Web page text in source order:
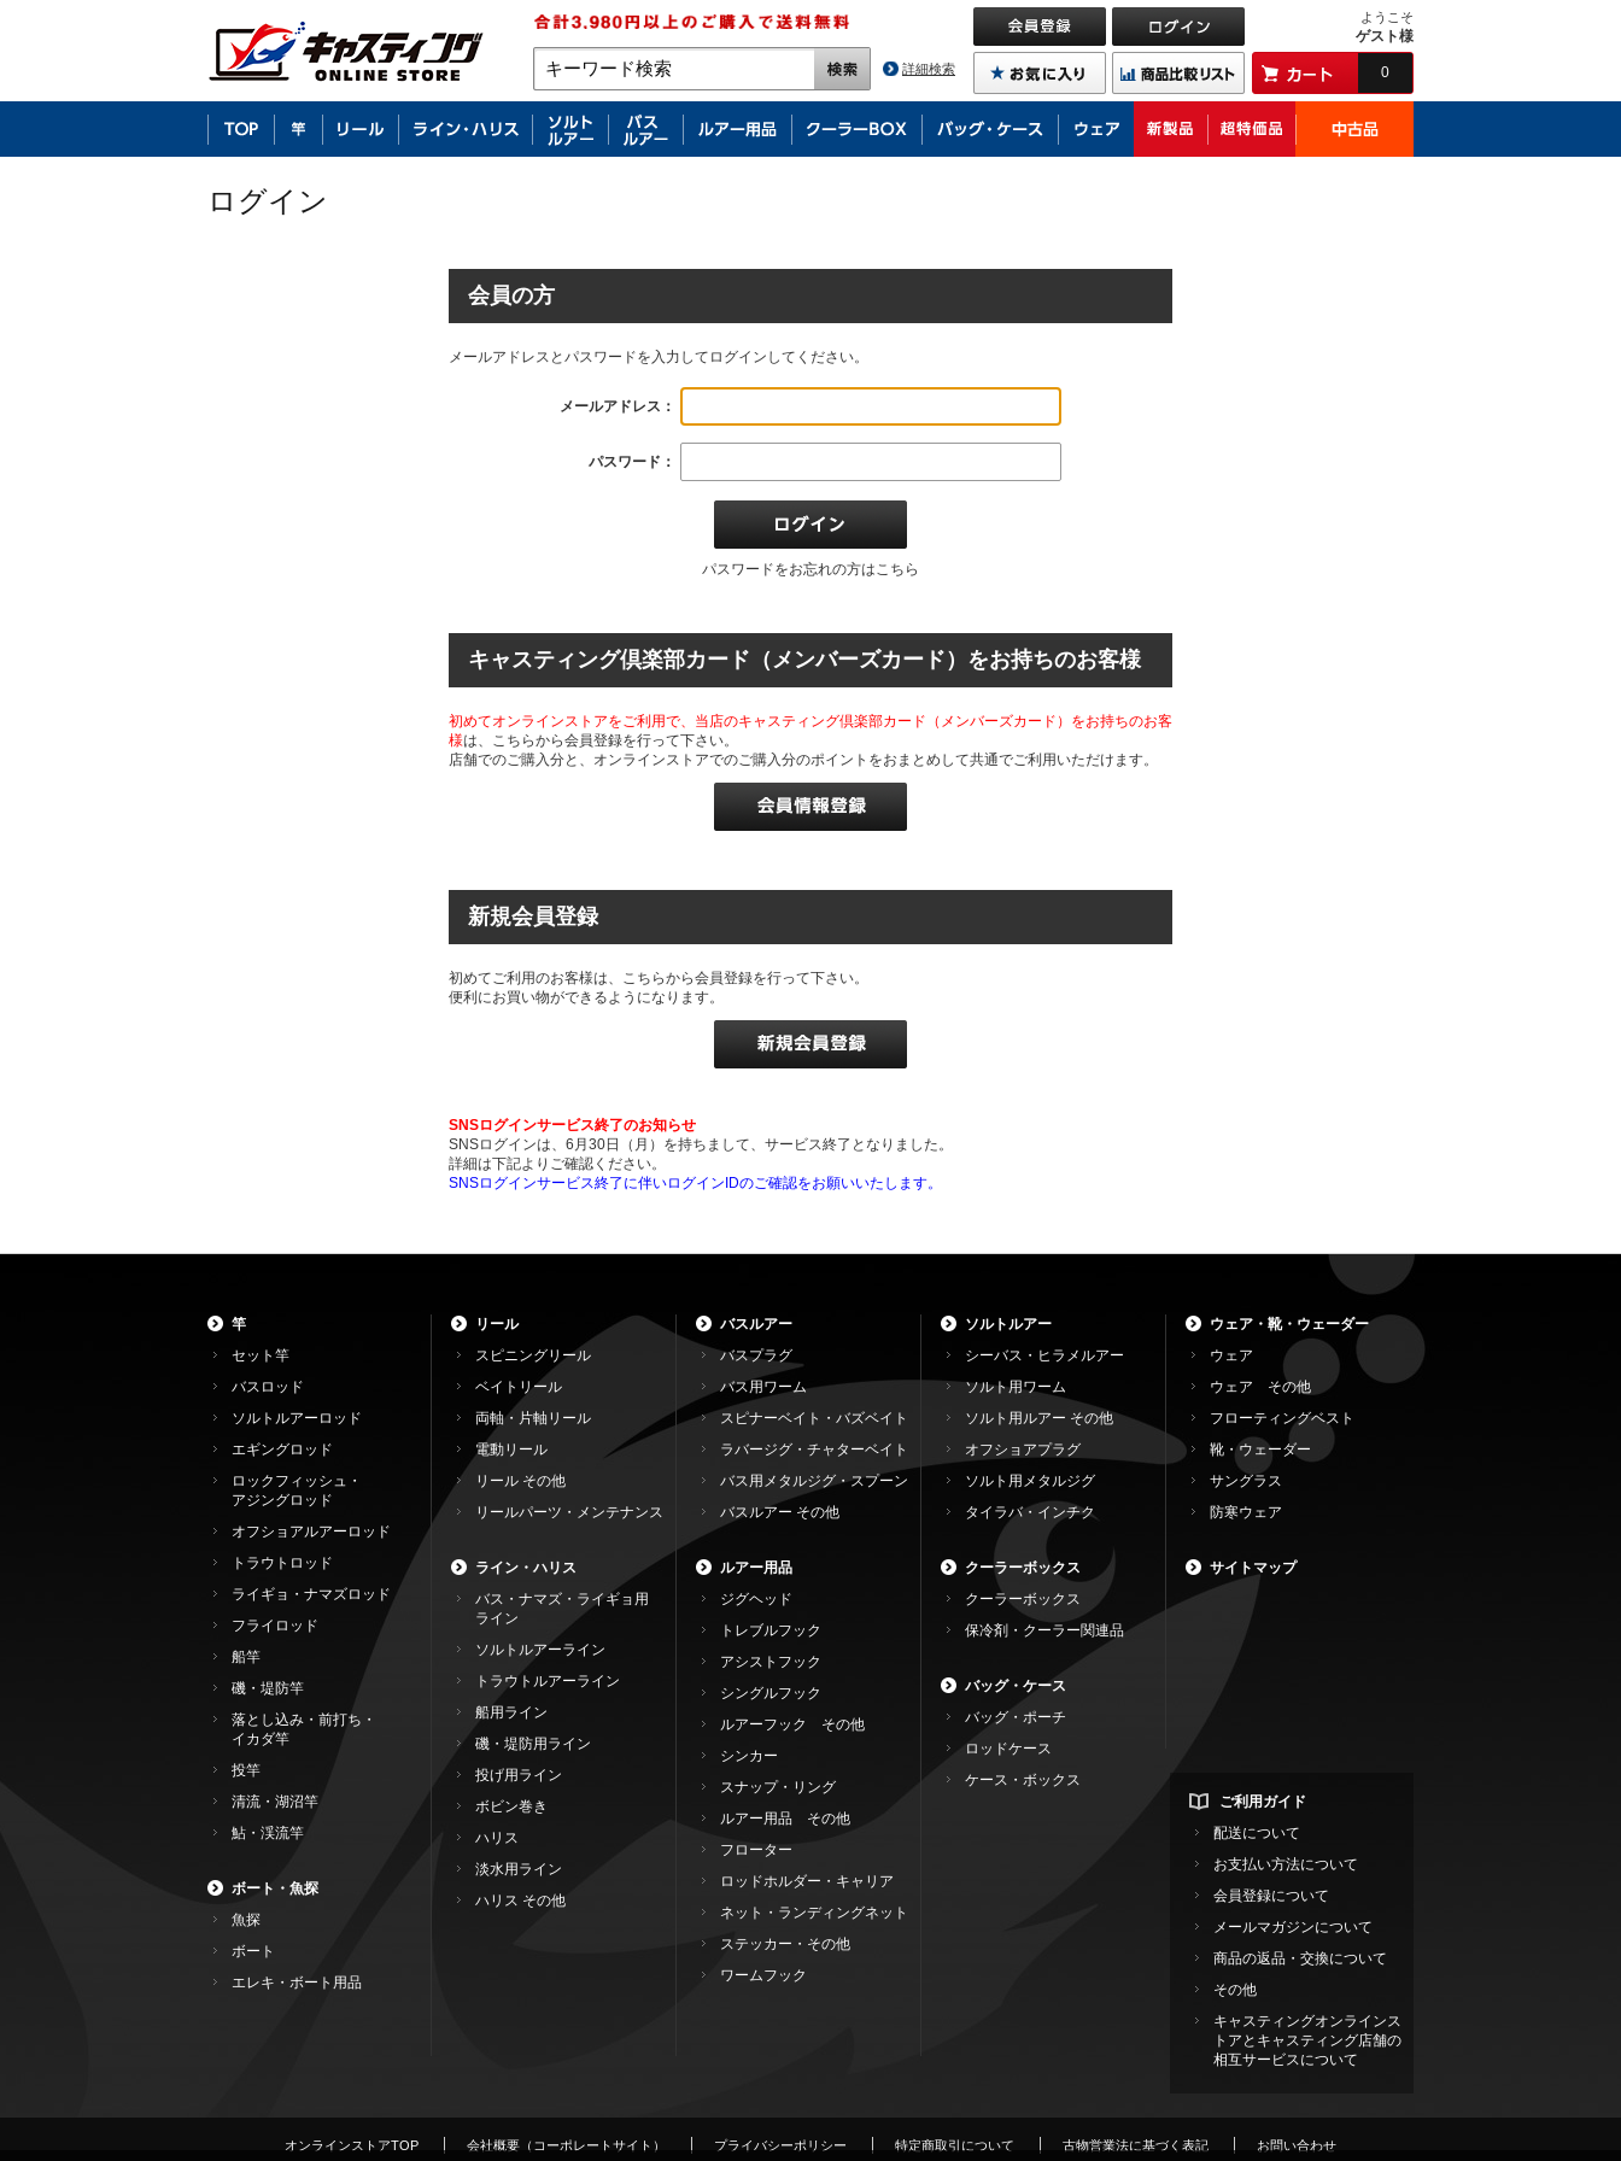
詳細検索
ようこそ
ゲスト様
0
ログイン
会員の方
メールアドレスとパスワードを入力してログインしてください。
メールアドレス：
パスワード：
パスワードをお忘れの方はこちら
キャスティング倶楽部カード（メンバーズカード）をお持ちのお客様
初めてオンラインストアをご利用で、当店のキャスティング倶楽部カード（メンバーズカード）をお持ちのお客
様は、こちらから会員登録を行って下さい。
店舗でのご購入分と、オンラインストアでのご購入分のポイントをおまとめして共通でご利用いただけます。
新規会員登録
初めてご利用のお客様は、こちらから会員登録を行って下さい。
便利にお買い物ができるようになります。
SNSログインサービス終了のお知らせ
SNSログインは、6月30日（月）を持ちまして、サービス終了となりました。
詳細は下記よりご確認ください。
SNSログインサービス終了に伴いログインIDのご確認をお願いいたします。
竿
セット竿
バスロッド
ソルトルアーロッド
エギングロッド
ロックフィッシュ・
アジングロッド
オフショアルアーロッド
トラウトロッド
ライギョ・ナマズロッド
フライロッド
船竿
磯・堤防竿
落とし込み・前打ち・
イカダ竿
投竿
清流・湖沼竿
鮎・渓流竿
ボート・魚探
魚探
ボート
エレキ・ボート用品
リール
スピニングリール
ベイトリール
両軸・片軸リール
電動リール
リール その他
リールパーツ・メンテナンス
ライン・ハリス
バス・ナマズ・ライギョ用
ライン
ソルトルアーライン
トラウトルアーライン
船用ライン
磯・堤防用ライン
投げ用ライン
ボビン巻き
ハリス
淡水用ライン
ハリス その他
バスルアー
バスプラグ
バス用ワーム
スピナーベイト・バズベイト
ラバージグ・チャターベイト
バス用メタルジグ・スプーン
バスルアー その他
ルアー用品
ジグヘッド
トレブルフック
アシストフック
シングルフック
ルアーフック その他
シンカー
スナップ・リング
ルアー用品 その他
フローター
ロッドホルダー・キャリア
ネット・ランディングネット
ステッカー・その他
ワームフック
ソルトルアー
シーバス・ヒラメルアー
ソルト用ワーム
ソルト用ルアー その他
オフショアプラグ
ソルト用メタルジグ
タイラバ・インチク
クーラーボックス
クーラーボックス
保冷剤・クーラー関連品
バッグ・ケース
バッグ・ポーチ
ロッドケース
ケース・ボックス
ウェア・靴・ウェーダー
ウェア
ウェア その他
フローティングベスト
靴・ウェーダー
サングラス
防寒ウェア
サイトマップ
ご利用ガイド
配送について
お支払い方法について
会員登録について
メールマガジンについて
商品の返品・交換について
その他
キャスティングオンラインス
トアとキャスティング店舗の
相互サービスについて
オンラインストアTOP 会社概要（コーポレートサイト） プライバシーポリシー 特定商取引について 古物営業法に基づく表記 お問い合わせ